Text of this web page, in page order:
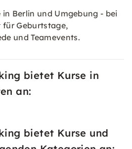
Berlin und Umgebung - bei
für Geburtstage,
und Teamevents.
bietet Kurse in
an:
bietet Kurse und